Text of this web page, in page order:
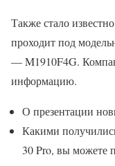
Также стало
проходит под
— M1910F4G.
информацию.
О презентации
Какими
30 Pro, вы можете